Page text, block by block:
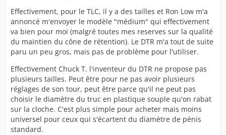
Effectivement, pour le TLC, il y a des tailles et Ron Low m'a
annoncé m'envoyer le modèle "médium" qui effectivement
va bien pour moi (malgré toutes mes reserves sur la qualité
du maintien du cône de rétention). Le DTR m'a tout de suite
paru un peu gros, mais pas de problème pour l'utiliser.
Effectivement Chuck T. l'inventeur du DTR ne propose pas
plusieurs tailles. Peut être pour ne pas avoir plusieurs
réglages de son tour, peut être parce qu'il ne peut pas
choisir le diamètre du truc en plastique souple qu'on rabat
sur la cloche. C'est plus simple pour acheter mais moins
universel pour ceux qui s'écartent du diamètre de pénis
standard.